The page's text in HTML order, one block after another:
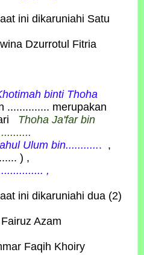
ini dikaruniahi Satu
Dzurrotul Fitria
binti Thoha
.............. merupakan
Thoha Ja'far bin
Ulum bin............ ,
) ,
,
ini dikaruniahi dua (2)
Azam
Faqih Khoiry